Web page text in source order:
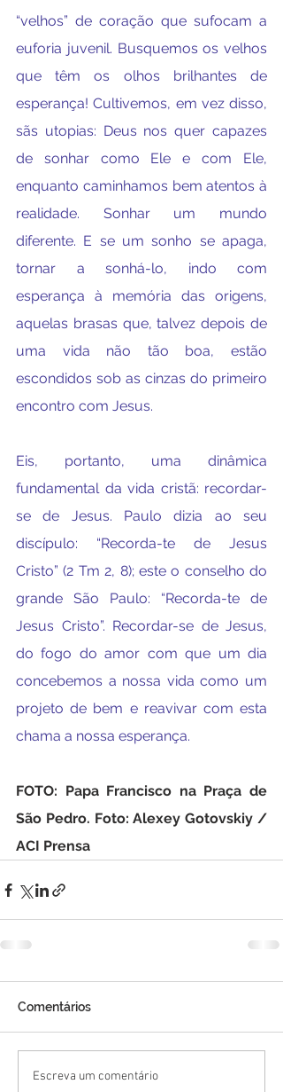
“velhos” de coração que sufocam a
euforia juvenil. Busquemos os velhos
que têm os olhos brilhantes de
esperança! Cultivemos, em vez disso,
sãs utopias: Deus nos quer capazes
de sonhar como Ele e com Ele,
enquanto caminhamos bem atentos à
realidade. Sonhar um mundo
diferente. E se um sonho se apaga,
tornar a sonhá-lo, indo com
esperança à memória das origens,
aquelas brasas que, talvez depois de
uma vida não tão boa, estão
escondidos sob as cinzas do primeiro
encontro com Jesus.
Eis, portanto, uma dinâmica
fundamental da vida cristã: recordar-
se de Jesus. Paulo dizia ao seu
discípulo: “Recorda-te de Jesus
Cristo” (2 Tm 2, 8); este o conselho do
grande São Paulo: “Recorda-te de
Jesus Cristo”. Recordar-se de Jesus,
do fogo do amor com que um dia
concebemos a nossa vida como um
projeto de bem e reavivar com esta
chama a nossa esperança.
FOTO: Papa Francisco na Praça de
São Pedro. Foto: Alexey Gotovskiy /
ACI Prensa
Comentários
Escreva um comentário